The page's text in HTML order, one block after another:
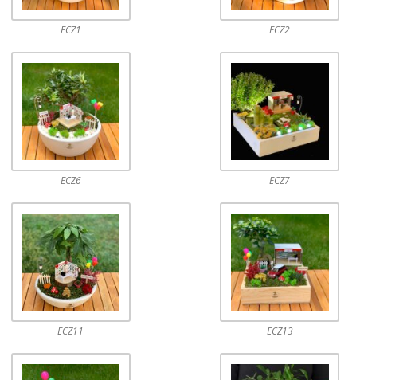
ECZ1 ECZ2
ECZ6 ECZ7
ECZ11 ECZ13